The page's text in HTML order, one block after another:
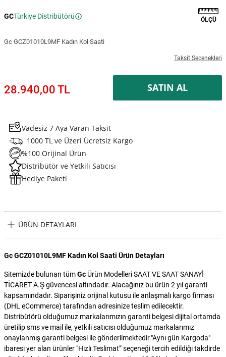
GCTürkiye Distribütörü ÖLÇÜ
Gc GCZ01010L9MF Kadın Kol Saati
Taksit Seçenekleri
28.940,00 TL SATIN AL
Vadesiz 7 Aya Varan Taksit
1000 TL ve Üzeri Ücretsiz Kargo
%100 Orijinal Ürün
Distribütör ve Yetkili Satıcısı
Hediye Paketi
ÜRÜN DETAYLARI
Gc GCZ01010L9MF Kadın Kol Saati Ürün Detayları
Sitemizde bulunan tümGc Ürün Modelleri SAAT VE SAAT SANAYİ
TİCARET A.Ş güvencesi altındadır. Alacağınız bu ürün 2 yıl garanti
kapsamındadır. Siparişiniz orijinal kutusu ile anlaşmalı kargo firması
(DHL eCommerce) tarafından adresinize teslim edilecektir.
Distribütörü olduğumuz markalarımızın garanti belgesi dijital ortamda
üretilip sms ve mail ile, yetkili satıcısı olduğumuz markalarımız
onaylanmış garanti belgesi ile gönderilmektedir."Aynı gün Kargoda"
ibaresi yer alan ürünler "Hızlı Teslimat” seçeneği tercih edildiği takdirde